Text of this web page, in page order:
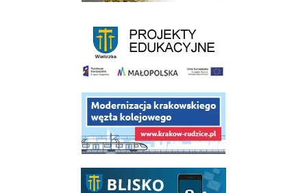
link do opisu projektu budowy linii kolejowej Krakow Rudzice
link do opisu aplikacji - BLISKO, Gmina Wieliczka w aplikacji Blisko